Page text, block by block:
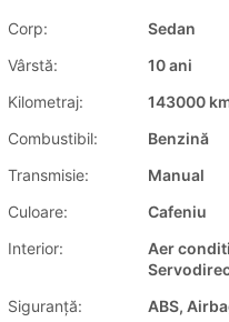
Corp:
Sedan
Vârstă:
10 ani
Kilometraj:
143000
Combustibil:
Benzină
Transmisie:
Manual
Culoare:
Cafeniu
Interior:
Aer
Siguranţă:
ABS,